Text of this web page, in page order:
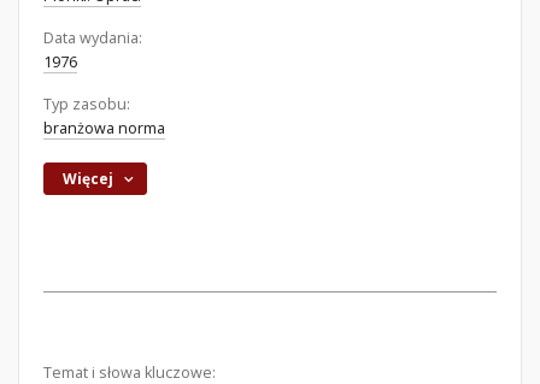
Data wydania:
1976
Typ zasobu:
branżowa norma
Więcej
Temat i słowa kluczowe: